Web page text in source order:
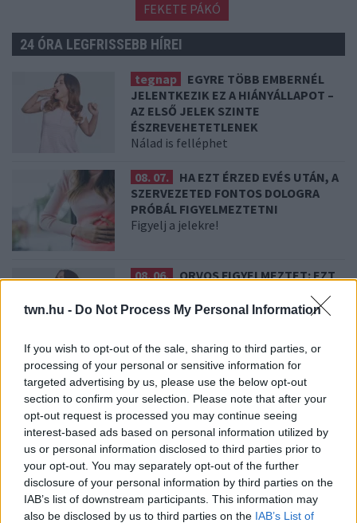
twn.hu - Do Not Process My Personal Information
If you wish to opt-out of the sale, sharing to third parties, or
processing of your personal or sensitive information for
targeted advertising by us, please use the below opt-out
section to confirm your selection. Please note that after your
opt-out request is processed you may continue seeing
interest-based ads based on personal information utilized by
us or personal information disclosed to third parties prior to
your opt-out. You may separately opt-out of the further
disclosure of your personal information by third parties on the
IAB’s list of downstream participants. This information may
also be disclosed by us to third parties on the IAB’s List of
FEKETE PÁKÓ
24 ÓRA LEGFRISSEBB HÍREI
tegnap
EGYRE TÖBB EMBERNÉL
JELENTKEZIK EZ A HIÁNYÁLLAPOT –
AZ ELSŐ JELEK SZINTE
ÉSZREVEHETETLENEK
Nálad is felléphet
08. 07.
HA EZT ÉRZED EVÉS UTÁN, A
SZERVEZETED FONTOS DOLOGRA
PRÓBÁL FIGYELMEZTETNI
Figyelj a jelekre!
08. 06.
ORVOS FIGYELMEZTET: EZT
SÖPÖRD A SZŐNYEG ALÁ
08. 05.
EZÉRT PÁRÁSODIK BE
ÁLLANDÓAN AZ ABLAK – EGYSZERŰBB
A MEGOLDÁS, MINT GONDOLNÁD
Villámgyors megoldás
08. 04.
NEM ECETTEL ÉS NEM SZÓDABIKARBÓNÁVAL:
EZZEL LESZ ÚJRA CSILLOGÓ A VÍZKÖVES CSAP
A legjobb trükk